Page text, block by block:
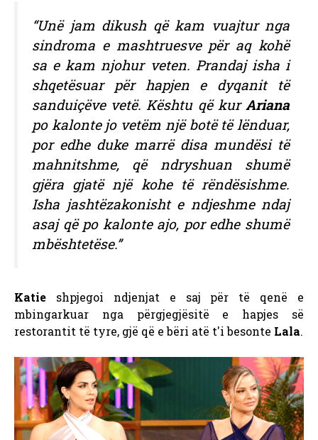
“Unë jam dikush që kam vuajtur nga
sindroma e mashtruesve për aq kohë
sa e kam njohur veten. Prandaj isha i
shqetësuar për hapjen e dyqanit të
sanduiçëve vetë. Kështu që kur Ariana
po kalonte jo vetëm një botë të lënduar,
por edhe duke marrë disa mundësi të
mahnitshme, që ndryshuan shumë
gjëra gjatë një kohe të rëndësishme.
Isha jashtëzakonisht e ndjeshme ndaj
asaj që po kalonte ajo, por edhe shumë
mbështetëse.”
Katie shpjegoi ndjenjat e saj për të qenë e
mbingarkuar nga përgjegjësitë e hapjes së
restorantit të tyre, gjë që e bëri atë t'i besonte Lala.